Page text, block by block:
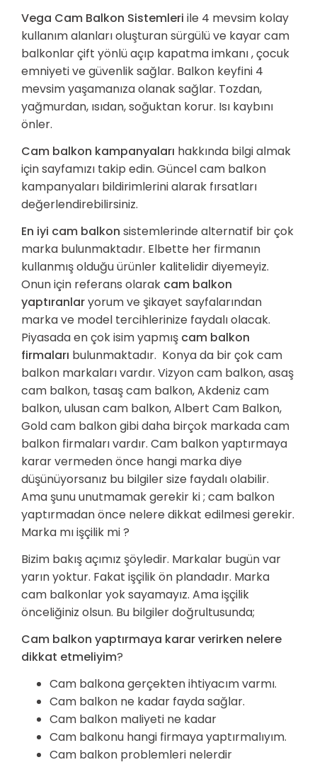
Vega Cam Balkon Sistemleri ile 4 mevsim kolay
kullanım alanları oluşturan sürgülü ve kayar cam
balkonlar çift yönlü açıp kapatma imkanı , çocuk
emniyeti ve güvenlik sağlar. Balkon keyfini 4
mevsim yaşamanıza olanak sağlar. Tozdan,
yağmurdan, ısıdan, soğuktan korur. Isı kaybını
önler.
Cam balkon kampanyaları hakkında bilgi almak
için sayfamızı takip edin. Güncel cam balkon
kampanyaları bildirimlerini alarak fırsatları
değerlendirebilirsiniz.
En iyi cam balkon sistemlerinde alternatif bir çok
marka bulunmaktadır. Elbette her firmanın
kullanmış olduğu ürünler kalitelidir diyemeyiz.
Onun için referans olarak cam balkon
yaptıranlaryorum ve şikayet sayfalarından
marka ve model tercihlerinize faydalı olacak.
Piyasada en çok isim yapmış cam balkon
firmaları bulunmaktadır. Konya da bir çok cam
balkon markaları vardır. Vizyon cam balkon, asaş
cam balkon, tasaş cam balkon, Akdeniz cam
balkon, ulusan cam balkon, Albert Cam Balkon,
Gold cam balkon gibi daha birçok markada cam
balkon firmaları vardır. Cam balkon yaptırmaya
karar vermeden önce hangi marka diye
düşünüyorsanız bu bilgiler size faydalı olabilir.
Ama şunu unutmamak gerekir ki ; cam balkon
yaptırmadan önce nelere dikkat edilmesi gerekir.
Marka mı işçilik mi ?
Bizim bakış açımız şöyledir. Markalar bugün var
yarın yoktur. Fakat işçilik ön plandadır. Marka
cam balkonlar yok sayamayız. Ama işçilik
önceliğiniz olsun. Bu bilgiler doğrultusunda;
Cam balkon yaptırmaya karar verirken nelere
dikkat etmeliyim?
Cam balkona gerçekten ihtiyacım varmı.
Cam balkon ne kadar fayda sağlar.
Cam balkon maliyeti ne kadar
Cam balkonu hangi firmaya yaptırmalıyım.
Cam balkon problemleri nelerdir